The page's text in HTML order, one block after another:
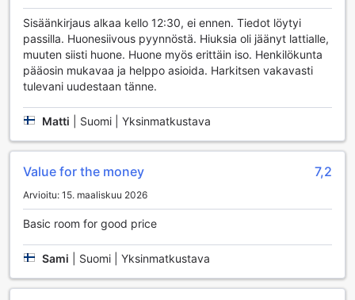
ravintoloista ja erilaisista tapahtumista, jotka tekevät
lomasta entistä nautinnollisemman. Diamond Bangkok
Apartment on täydellinen valinta niille, jotka haluavat
yhdistää rentoutumisen ja shoppailun, ja kokea Bangkokin
elävän kulttuurin ja energian.
Mukavuudet Diamond Bangkok Apartmentissa
Diamond Bangkok Apartment tarjoaa vierailleen erinomaisia
mukavuuksia, jotka tekevät oleskelusta miellyttävän ja
vaivattoman. Hotellissa on käytettävissä pesulapalvelu,
itsepalvelupesula, mikä tarjoaa kätevän vaihtoehdon niille,
jotka haluavat hoitaa pyykkinsä omalla ajallaan. Päivittäinen
siivouspalvelu varmistaa, että huoneesi pysyy aina siistinä
ja viihtyisänä, jotta voit keskittyä lomasi nauttimiseen ilman
huolia.
Lisäksi Diamond Bangkok Apartmentissa on erinomainen
Sisäänkirjaus alkaa kello 12:30, ei ennen. Tiedot löytyi
passilla. Huonesiivous pyynnöstä. Hiuksia oli jäänyt lattialle,
muuten siisti huone. Huone myös erittäin iso. Henkilökunta
pääosin mukavaa ja helppo asioida. Harkitsen vakavasti
tulevani uudestaan tänne.
Matti Suomi | Yksinmatkustava
Value for the money 7,2
Arvioitu: 15. maaliskuu 2026
Basic room for good price
Sami Suomi | Yksinmatkustava